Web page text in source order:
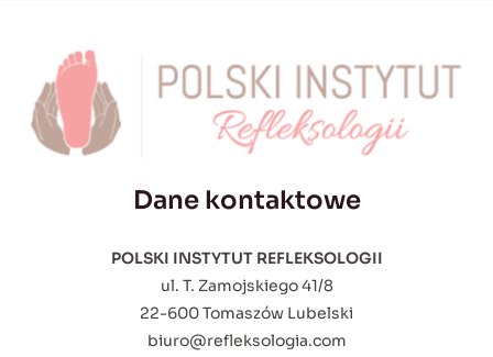
Dane kontaktowe
POLSKI INSTYTUT REFLEKSOLOGII
ul. T. Zamojskiego 41/8
22-600 Tomaszów Lubelski
biuro@refleksologia.com